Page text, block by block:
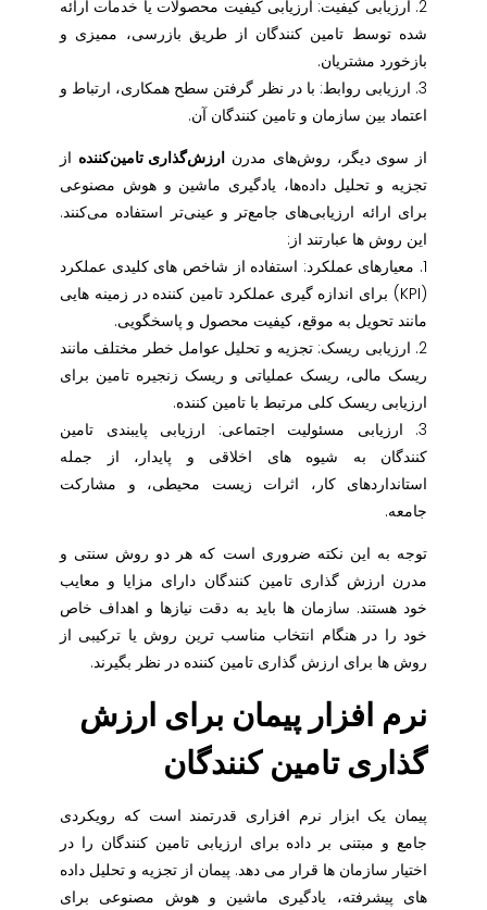
2. ارزیابی کیفیت: ارزیابی کیفیت محصولات یا خدمات ارائه
شده توسط تامین کنندگان از طریق بازرسی، ممیزی و
بازخورد مشتریان.
3. ارزیابی روابط: با در نظر گرفتن سطح همکاری، ارتباط و
اعتماد بین سازمان و تامین کنندگان آن.
از سوی دیگر، روش‌های مدرن ارزش‌گذاری تامین‌کننده از
تجزیه و تحلیل داده‌ها، یادگیری ماشین و هوش مصنوعی
برای ارائه ارزیابی‌های جامع‌تر و عینی‌تر استفاده می‌کنند.
این روش ها عبارتند از:
1. معیارهای عملکرد: استفاده از شاخص های کلیدی عملکرد
(KPI) برای اندازه گیری عملکرد تامین کننده در زمینه هایی
مانند تحویل به موقع، کیفیت محصول و پاسخگویی.
2. ارزیابی ریسک: تجزیه و تحلیل عوامل خطر مختلف مانند
ریسک مالی، ریسک عملیاتی و ریسک زنجیره تامین برای
ارزیابی ریسک کلی مرتبط با تامین کننده.
3. ارزیابی مسئولیت اجتماعی: ارزیابی پایبندی تامین
کنندگان به شیوه های اخلاقی و پایدار، از جمله
استانداردهای کار، اثرات زیست محیطی، و مشارکت
جامعه.
توجه به این نکته ضروری است که هر دو روش سنتی و
مدرن ارزش گذاری تامین کنندگان دارای مزایا و معایب
خود هستند. سازمان ها باید به دقت نیازها و اهداف خاص
خود را در هنگام انتخاب مناسب ترین روش یا ترکیبی از
روش ها برای ارزش گذاری تامین کننده در نظر بگیرند.
نرم افزار پیمان برای ارزش
گذاری تامین کنندگان
پیمان یک ابزار نرم افزاری قدرتمند است که رویکردی
جامع و مبتنی بر داده برای ارزیابی تامین کنندگان را در
اختیار سازمان ها قرار می دهد. پیمان از تجزیه و تحلیل داده
های پیشرفته، یادگیری ماشین و هوش مصنوعی برای